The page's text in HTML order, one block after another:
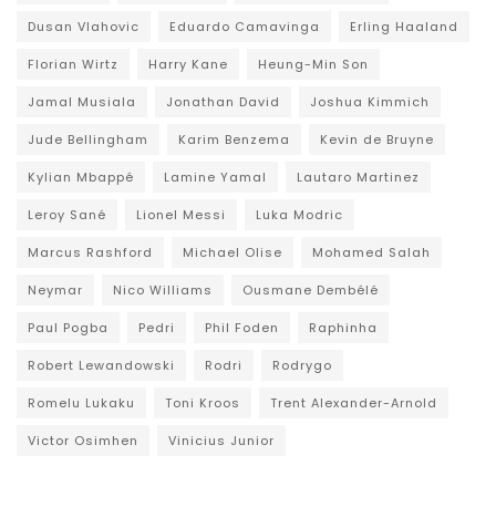
Dusan Vlahovic Eduardo Camavinga Erling Haaland
Florian Wirtz Harry Kane Heung-Min Son
Jamal Musiala Jonathan David Joshua Kimmich
Jude Bellingham Karim Benzema Kevin de Bruyne
Kylian Mbappé Lamine Yamal Lautaro Martinez
Leroy Sané Lionel Messi Luka Modric
Marcus Rashford Michael Olise Mohamed Salah
Neymar Nico Williams Ousmane Dembélé
Paul Pogba Pedri Phil Foden Raphinha
Robert Lewandowski Rodri Rodrygo
Romelu Lukaku Toni Kroos Trent Alexander-Arnold
Victor Osimhen Vinicius Junior